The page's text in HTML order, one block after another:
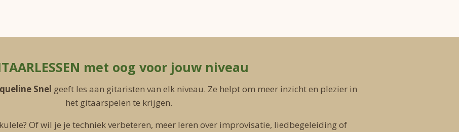
met oog voor jouw niveau
Snel geeft les aan gitaristen van elk niveau. Ze helpt om meer inzicht en plezier in
het gitaarspelen te krijgen.
Of wil je je techniek verbeteren, meer leren over improvisatie, liedbegeleiding of